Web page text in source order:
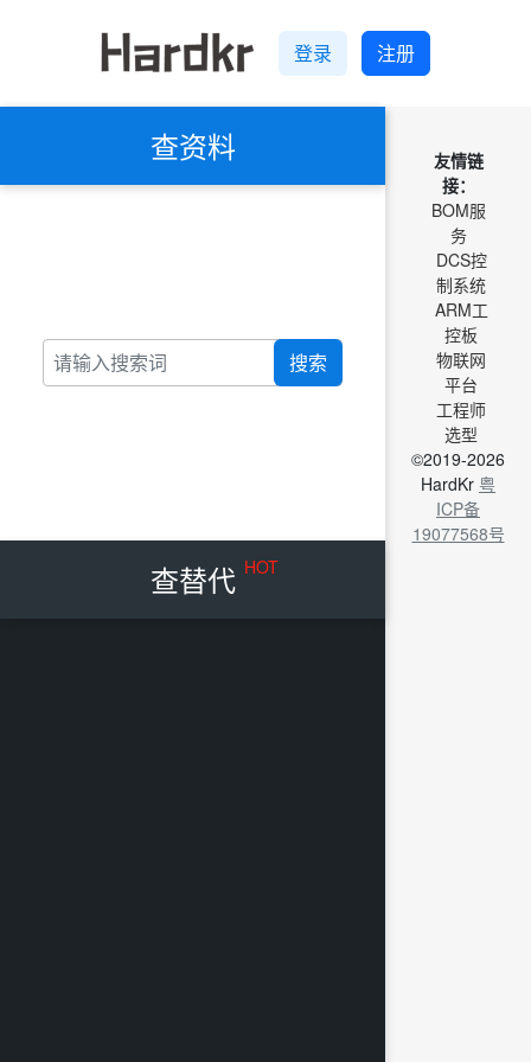
登录 注册
查资料
搜索
查替代 HOT
友情链
接：
BOM服
务
DCS控
制系统
ARM工
控板
物联网
平台
工程师
选型
©2019-2026
HardKr 粤
ICP备
19077568号